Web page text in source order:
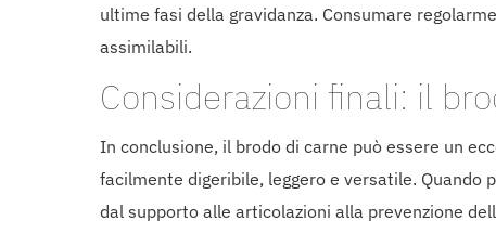
ultime fasi della gravidanza. Consumare
assimilabili.
Considerazioni finali: il
In conclusione, il brodo di carne può essere un
facilmente digeribile, leggero e versatile.
dal supporto alle articolazioni alla prevenzione